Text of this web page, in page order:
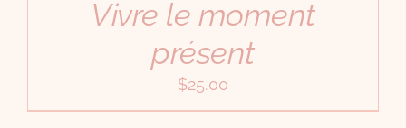
Vivre le moment
présent
$25.00